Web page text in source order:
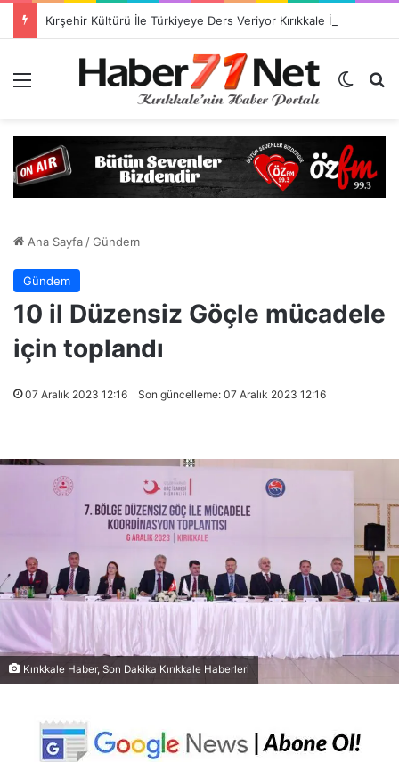
Dış
Ana Sayfa/Gündem
Gündem
10 il Düzensiz Göçle mücadele
için toplandı
07 Aralık 2023 12:16 Son güncelleme: 07 Aralık 2023 12:16
Kırıkkale Haber, Son Dakika Kırıkkale Haberleri